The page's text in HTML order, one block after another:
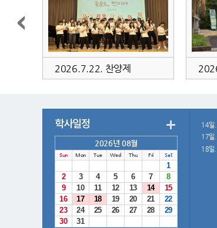
2026.7.22. 찬양제
학사일정
2026년 08월
Sun Mon Tue Wed Thu Fri Sat
1
2
3 4 5 6 7
8
9
10 11 12 13 14
15
16
17 18 19 20 21
22
23
24 25 26 27 28
29
30
31
14일.
17일.
18일.